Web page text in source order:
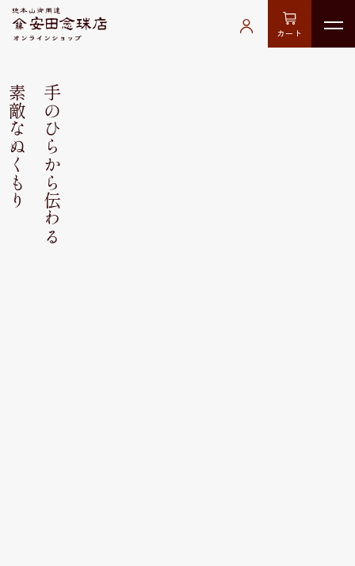
カート
手のひらから伝わる
素敵なぬくもり